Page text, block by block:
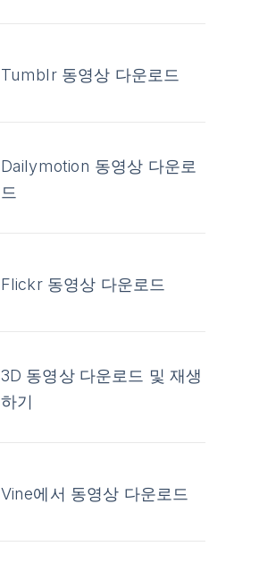
Tumblr 동영상 다운로드
Dailymotion 동영상 다운로
드
Flickr 동영상 다운로드
3D 동영상 다운로드 및 재생
하기
Vine에서 동영상 다운로드